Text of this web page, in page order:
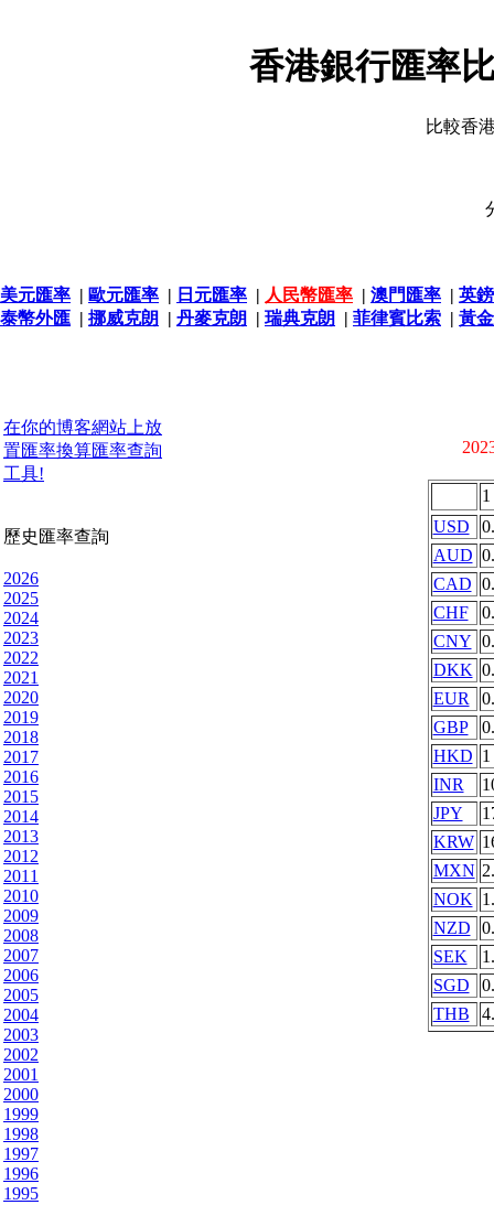
香港銀行匯率
比較香
美元匯率 | 歐元匯率 | 日元匯率 | 人民幣匯率 | 澳門匯率 | 英
泰幣外匯 | 挪威克朗 | 丹麥克朗 | 瑞典克朗 | 菲律賓比索 | 黃
在你的博客網站上放
置匯率換算匯率查詢
工具!
歷史匯率查詢
2026
2025
2024
2023
2022
2021
2020
2019
2018
2017
2016
2015
2014
2013
2012
2011
2010
2009
2008
2007
2006
2005
2004
2003
2002
2001
2000
1999
1998
1997
1996
1995
1
USD
AUD
CAD
CHF
CNY
DKK
EUR
GBP
HKD 1
INR
JPY
KRW
MXN
NOK
NZD
SEK
SGD
THB